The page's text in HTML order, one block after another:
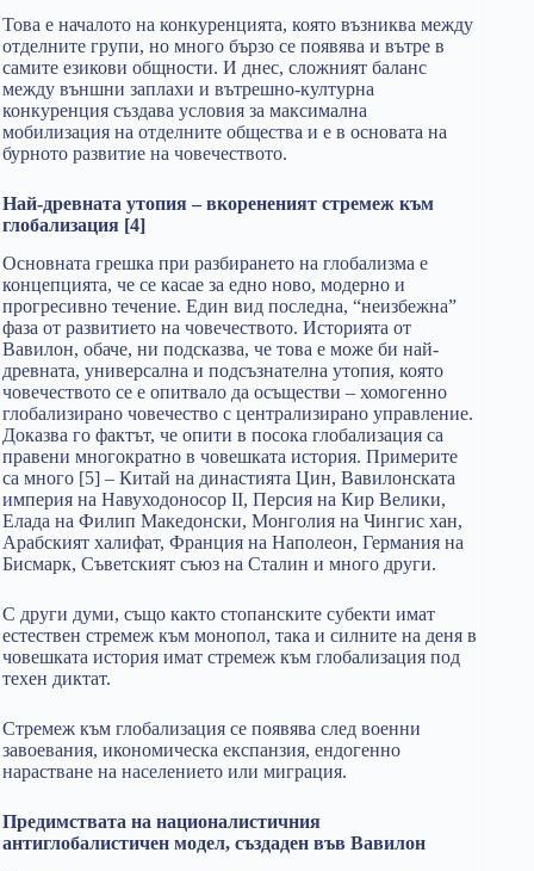
Това е началото на конкуренцията, която възниква между
отделните групи, но много бързо се появява и вътре в
самите езикови общности. И днес, сложният баланс
между външни заплахи и вътрешно-културна
конкуренция създава условия за максимална
мобилизация на отделните общества и е в основата на
бурното развитие на човечеството.
Най-древната утопия – вкорененият стремеж към
глобализация [4]
Основната грешка при разбирането на глобализма е
концепцията, че се касае за едно ново, модерно и
прогресивно течение. Един вид последна, “неизбежна”
фаза от развитието на човечеството. Историята от
Вавилон, обаче, ни подсказва, че това е може би най-
древната, универсална и подсъзнателна утопия, която
човечеството се е опитвало да осъществи – хомогенно
глобализирано човечество с централизирано управление.
Доказва го фактът, че опити в посока глобализация са
правени многократно в човешката история. Примерите
са много [5] – Китай на династията Цин, Вавилонската
империя на Навуходоносор II, Персия на Кир Велики,
Елада на Филип Македонски, Монголия на Чингис хан,
Арабският халифат, Франция на Наполеон, Германия на
Бисмарк, Съветският съюз на Сталин и много други.
С други думи, също както стопанските субекти имат
естествен стремеж към монопол, така и силните на деня в
човешката история имат стремеж към глобализация под
техен диктат.
Стремеж към глобализация се появява след военни
завоевания, икономическа експанзия, ендогенно
нарастване на населението или миграция.
Предимствата на националистичния
антиглобалистичен модел, създаден във Вавилон